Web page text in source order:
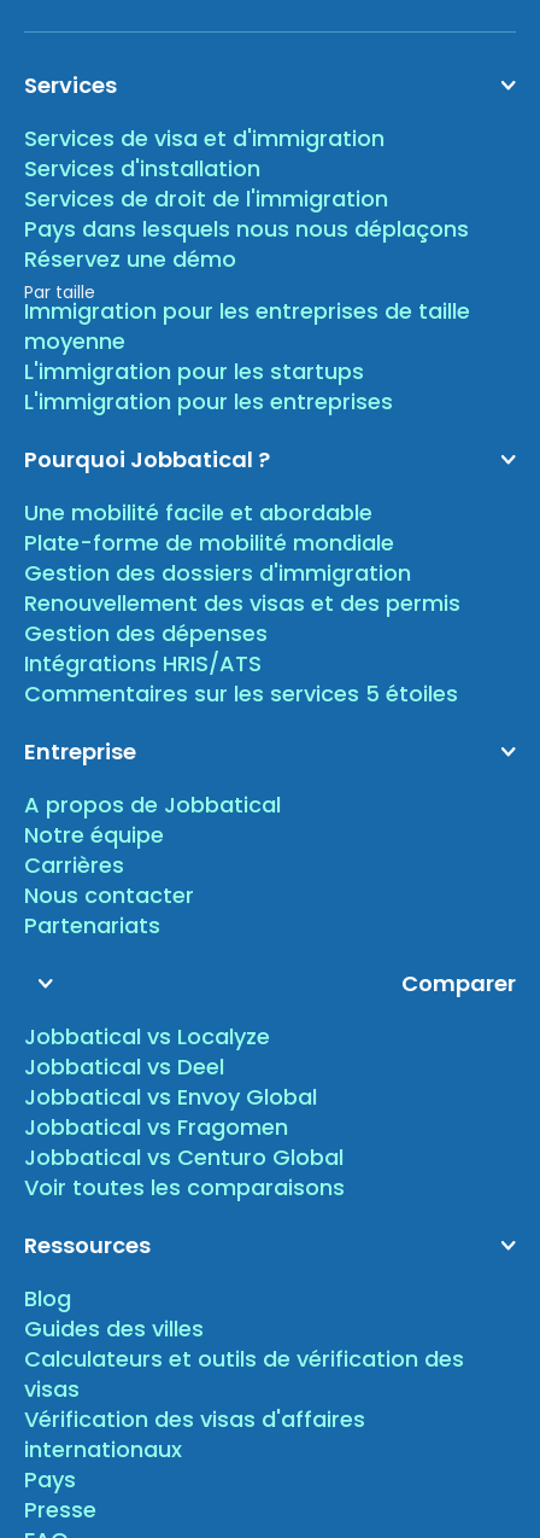
Services
Services de visa et d'immigration
Services d'installation
Services de droit de l'immigration
Pays dans lesquels nous nous déplaçons
Réservez une démo
Par taille
Immigration pour les entreprises de taille
moyenne
L'immigration pour les startups
L'immigration pour les entreprises
Pourquoi Jobbatical ?
Une mobilité facile et abordable
Plate-forme de mobilité mondiale
Gestion des dossiers d'immigration
Renouvellement des visas et des permis
Gestion des dépenses
Intégrations HRIS/ATS
Commentaires sur les services 5 étoiles
Entreprise
A propos de Jobbatical
Notre équipe
Carrières
Nous contacter
Partenariats
Comparer
Jobbatical vs Localyze
Jobbatical vs Deel
Jobbatical vs Envoy Global
Jobbatical vs Fragomen
Jobbatical vs Centuro Global
Voir toutes les comparaisons
Ressources
Blog
Guides des villes
Calculateurs et outils de vérification des
visas
Vérification des visas d'affaires
internationaux
Pays
Presse